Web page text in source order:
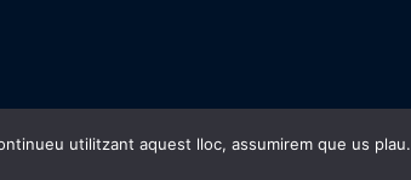
utilitzant aquest lloc, assumirem que us plau.